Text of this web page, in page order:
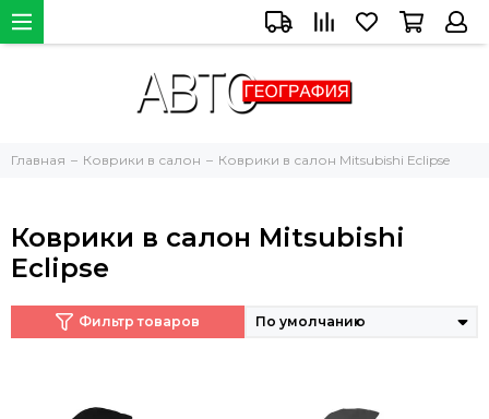
Главная Коврики в салон Коврики в салон Mitsubishi Eclipse
Коврики в салон Mitsubishi
Eclipse
Фильтр товаров